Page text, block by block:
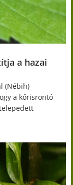
a hazai
(Nébih)
a kőrisrontó